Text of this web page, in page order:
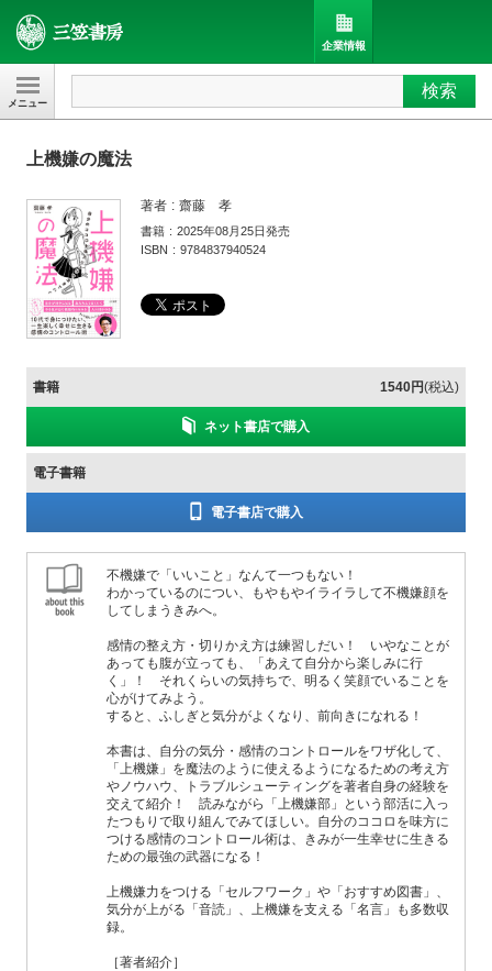
三笠書房 検索
企業情報
上機嫌の魔法
著者 齋藤 孝
書籍
2025年08月25日発売
ISBN
9784837940524
書籍 1540円(税込)
ネット書店で購入
電子書籍
電子書店で購入
不機嫌で「いいこと」なんて一つもない！
わかっているのについ、もやもやイライラして不機嫌顔を
してしまうきみへ。
感情の整え方・切りかえ方は練習しだい！ いやなことが
あっても腹が立っても、「あえて自分から楽しみに行
く」！ それくらいの気持ちで、明るく笑顔でいることを
心がけてみよう。
すると、ふしぎと気分がよくなり、前向きになれる！
本書は、自分の気分・感情のコントロールをワザ化して、
「上機嫌」を魔法のように使えるようになるための考え方
やノウハウ、トラブルシューティングを著者自身の経験を
交えて紹介！ 読みながら「上機嫌部」という部活に入っ
たつもりで取り組んでみてほしい。自分のココロを味方に
つける感情のコントロール術は、きみが一生幸せに生きる
ための最強の武器になる！
上機嫌力をつける「セルフワーク」や「おすすめ図書」、
気分が上がる「音読」、上機嫌を支える「名言」も多数収
録。
［著者紹介］